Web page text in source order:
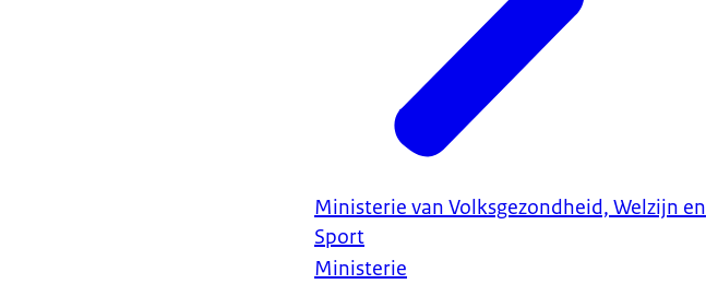
Ministerie van Volksgezondheid, Welzijn en
Sport
Ministerie